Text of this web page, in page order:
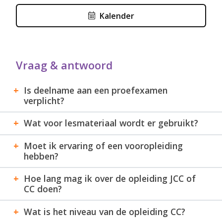
resultaat van de eindtoets minimaal 5½ is,
Certificaatvan de betreffende
module.
ingeruild voor hetdiploma Customs Consultant
Onderwerpen
Onderwerpen die tijdens deze opleiding behandeld
MODULE STARTDATUM
Accijns Algemeen
16 september 2026
AEO
1 oktober 2026
Bezwaar en Beroep
2 december 2026
Bijzondere
16 september 2026
Kalender
Vraag & antwoord
Is deelname aan een proefexamen
verplicht?
Wat voor lesmateriaal wordt er gebruikt?
Moet ik ervaring of een vooropleiding
hebben?
Hoe lang mag ik over de opleiding JCC of
CC doen?
Wat is het niveau van de opleiding CC?